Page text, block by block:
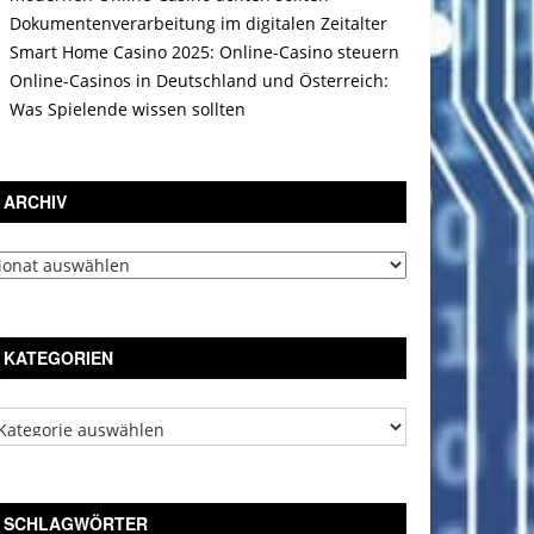
Dokumentenverarbeitung im digitalen Zeitalter
Smart Home Casino 2025: Online-Casino steuern
Online-Casinos in Deutschland und Österreich:
Was Spielende wissen sollten
ARCHIV
KATEGORIEN
SCHLAGWÖRTER